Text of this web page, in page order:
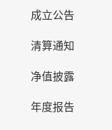
成立公告
清算通知
净值披露
年度报告